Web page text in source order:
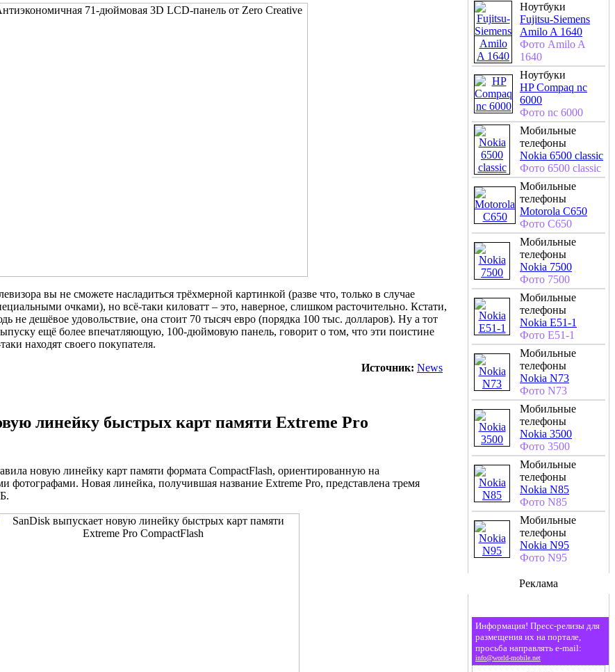
вы не сможете насладиться трёхмерной картинкой (разве что, только в случае
очками), но всё-таки киловатт – это, наверное, слишком расточительно. Кстати,
не дешёвое удовольствие, она стоит 70 тысяч евро (порядка 100 тыс. долларов). Ну а тот
ещё более впечатляющую, 100-дюймовую панель, говорит о том, что эти поистине
находят своего покупателя.
Источник: News
линейку быстрых карт памяти Extreme Pro
новую линейку карт памяти формата CompactFlash, ориентированную на
фотографами. Новая линейка, получившая название Extreme Pro, представлена тремя
Ноутбуки
Fujitsu-Siemens
Amilo A 1640
Фото Amilo A
1640
Ноутбуки
HP Compaq nc
6000
Фото nc 6000
Мобильные
телефоны
Nokia 6500 classic
Фото 6500 classic
Мобильные
телефоны
Motorola C650
Фото C650
Мобильные
телефоны
Nokia 7500
Фото 7500
Мобильные
телефоны
Nokia E51-1
Фото E51-1
Мобильные
телефоны
Nokia N73
Фото N73
Мобильные
телефоны
Nokia 3500
Фото 3500
Мобильные
телефоны
Nokia N85
Фото N85
Мобильные
телефоны
Nokia N95
Фото N95
Реклама
Информация! Пресс-релизы для
размещения их на портале,
просьба направлять e-mail:
info@world-mobile.net